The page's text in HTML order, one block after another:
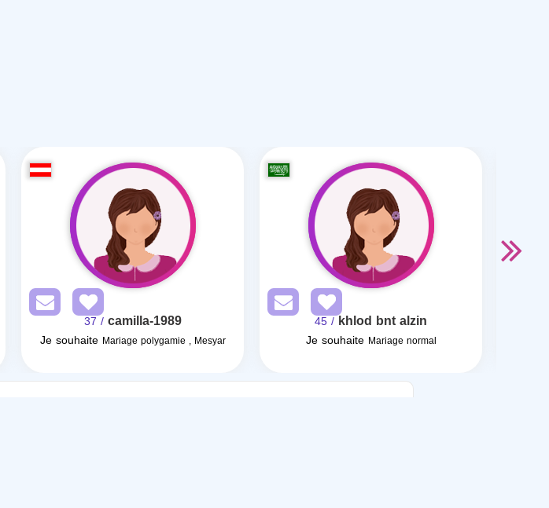
camilla-1989
/ 37
Je souhaite Mariage polygamie , Mesyar
khlod bnt alzin
/ 45
Je souhaite Mariage normal